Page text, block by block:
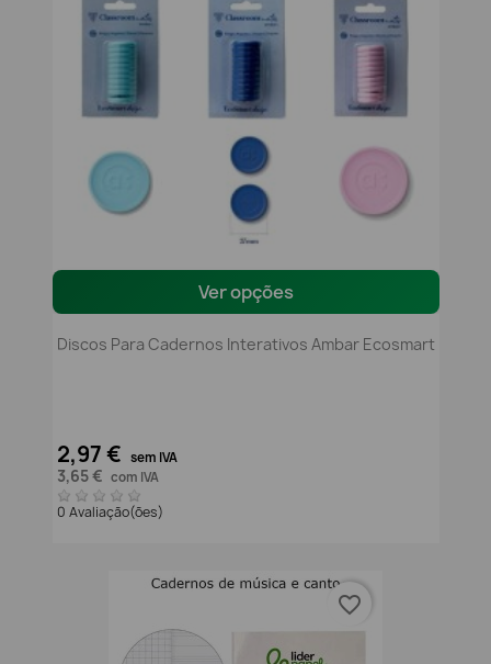
Ver opções
Discos Para Cadernos Interativos Ambar Ecosmart
2,97 € sem IVA
3,65 € com IVA
0 Avaliação(ões)
favorite_border